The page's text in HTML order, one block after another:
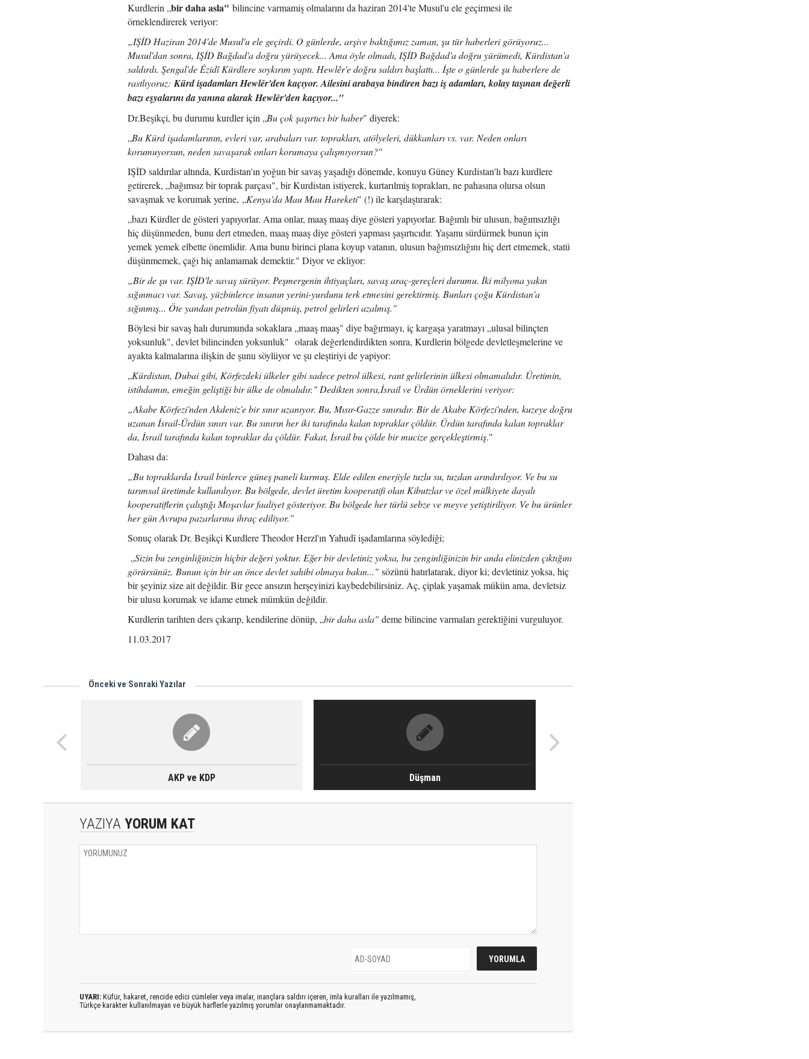
Kurdlerin „bir daha asla" bilincine varmamiş olmalarını da haziran 2014'te Musul'u ele geçirmesi ile
örneklendirerek veriyor:
„IŞİD Haziran 2014'de Musul'u ele geçirdi. O günlerde, arşive baktığımız zaman, şu tür haberleri görüyoruz...
Musul'dan sonra, IŞİD Bağdad'a doğru yürüyecek... Ama öyle olmadı, IŞİD Bağdad'a doğru yürümedi, Kürdistan'a
saldırdı. Şengal'de Êzidî Kürdlere soykırım yaptı. Hewlêr'e doğru saldırı başlattı... İşte o günlerde şu haberlere de
rastlıyoruz: Kürd işadamları Hewlêr'den kaçıyor. Ailesini arabaya bindiren bazı iş adamları, kolay taşınan değerli
bazı eşyalarını da yanına alarak Hewlêr'den kaçıyor..."
Dr.Beşikçi, bu durumu kurdler için „Bu çok şaşırtıcı bir haber" diyerek:
„Bu Kürd işadamlarının, evleri var, arabaları var. toprakları, atölyeleri, dükkanları vs. var. Neden onları
korumuyorsun, neden savaşarak onları korumaya çalışmıyorsun?"
IŞİD saldırılar altında, Kurdistan'ın yoğun bir savaş yaşadığı dönemde, konuyu Güney Kurdistan'lı bazı kurdlere
getirerek, „bağımsız bir toprak parçası", bir Kurdistan istiyerek, kurtarılmiş toprakları, ne pahasına olursa olsun
savaşmak ve korumak yerine, „Kenya'da Mau Mau Hareketi" (!) ile karşılaştırarak:
„bazı Kürdler de gösteri yapıyorlar. Ama onlar, maaş maaş diye gösteri yapıyorlar. Bağımlı bir ulusun, bağımsızlığı
hiç düşünmeden, bunu dert etmeden, maaş maaş diye gösteri yapması şaşırtıcıdır. Yaşamı sürdürmek bunun için
yemek yemek elbette önemlidir. Ama bunu birinci plana koyup vatanın, ulusun bağımsızlığını hiç dert etmemek, statü
düşünmemek, çağı hiç anlamamak demektir." Diyor ve ekliyor:
„Bir de şu var. IŞİD'le savaş sürüyor. Peşmergenin ihtiyaçları, savaş araç-gereçleri durumu. İki milyona yakın
sığınmacı var. Savaş, yüzbinlerce insanın yerini-yurdunu terk etmesini gerektirmiş. Bunları çoğu Kürdistan'a
sığınmış... Öte yandan petrolün fiyatı düşmüş, petrol gelirleri azalmış."
Böylesi bir savaş halı durumunda sokaklara „maaş maaş" diye bağırmayı, iç kargaşa yaratmayı „ulusal bilinçten
yoksunluk", devlet bilincinden yoksunluk" olarak değerlendirdikten sonra, Kurdlerin bölgede devletleşmelerine ve
ayakta kalmalarına ilişkin de şunu söylüyor ve şu eleştiriyi de yapiyor:
„Kürdistan, Dubai gibi, Körfezdeki ülkeler gibi sadece petrol ülkesi, rant gelirlerinin ülkesi olmamalıdır. Üretimin,
istihdamın, emeğin geliştiği bir ülke de olmalıdır." Dedikten sonra,İsrail ve Ürdün örneklerini veriyor:
„Akabe Körfezi'nden Akdeniz'e bir sınır uzanıyor. Bu, Mısır-Gazze sınırıdır. Bir de Akabe Körfezi'nden, kuzeye doğru
uzanan İsrail-Ürdün sınırı var. Bu sınırın her iki tarafında kalan topraklar çöldür. Ürdün tarafında kalan topraklar
da, İsrail tarafında kalan topraklar da çöldür. Fakat, İsrail bu çölde bir mucize gerçekleştirmiş."
Dahası da:
„Bu topraklarda İsrail binlerce güneş paneli kurmuş. Elde edilen enerjiyle tuzlu su, tuzdan arındırılıyor. Ve bu su
tarımsal üretimde kullanılıyor. Bu bölgede, devlet üretim kooperatifi olan Kibutzlar ve özel mülkiyete dayalı
kooperatiflerin çalıştığı Moşavlar faaliyet gösteriyor. Bu bölgede her türlü sebze ve meyve yetiştiriliyor. Ve bu ürünler
her gün Avrupa pazarlarına ihraç ediliyor."
Sonuç olarak Dr. Beşikçi Kurdlere Theodor Herzl'ın Yahudî işadamlarına söylediği;
„Sizin bu zenginliğinizin hiçbir değeri yoktur. Eğer bir devletiniz yoksa, bu zenginliğinizin bir anda elinizden çıktığını
görürsünüz. Bunun için bir an önce devlet sahibi olmaya bakın..." sözünü hatırlatarak, diyor ki; devletiniz yoksa, hiç
bir şeyiniz size ait değildir. Bir gece ansızın herşeyinizi kaybedebilirsiniz. Aç, çiplak yaşamak mükün ama, devletsiz
bir ulusu korumak ve idame etmek mümkün değildir.
Kurdlerin tarihten ders çıkarıp, kendilerine dönüp, „bir daha asla" deme bilincine varmaları gerektiğini vurguluyor.
11.03.2017
Önceki ve Sonraki Yazılar
AKP ve KDP Düşman
YAZIYA YORUM KAT
UYARI: Küfür, hakaret, rencide edici cümleler veya imalar, inançlara saldırı içeren, imla kuralları ile yazılmamış,
Türkçe karakter kullanılmayan ve büyük harflerle yazılmış yorumlar onaylanmamaktadır.